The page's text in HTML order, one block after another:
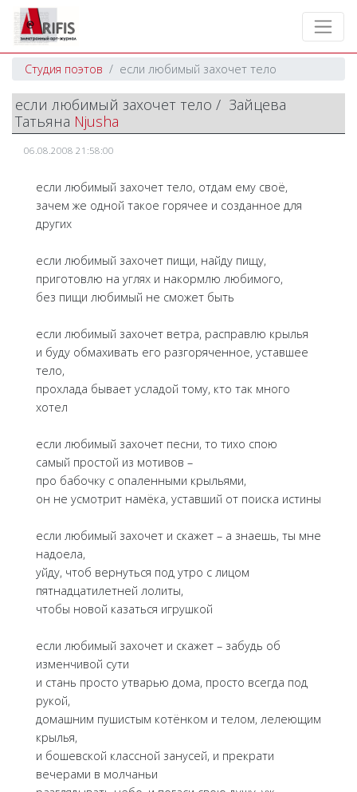
Студия поэтов если любимый захочет тело
если любимый захочет тело / Зайцева
Татьяна Njusha
06.08.2008 21:58:00
если любимый захочет тело, отдам ему своё,
зачем же одной такое горячее и созданное для
других
если любимый захочет пищи, найду пищу,
приготовлю на углях и накормлю любимого,
без пищи любимый не cможет быть
если любимый захочет ветра, расправлю крылья
и буду обмахивать его разгоряченное, уставшее
тело,
прохлада бывает усладой тому, кто так много
хотел
если любимый захочет песни, то тихо спою
самый простой из мотивов –
про бабочку с опаленными крыльями,
он не усмотрит намёка, уставший от поиска истины
если любимый захочет и скажет – а знаешь, ты мне
надоела,
уйду, чтоб вернуться под утро с лицом
пятнадцатилетней лолиты,
чтобы новой казаться игрушкой
если любимый захочет и скажет – забудь об
изменчивой сути
и стань просто утварью дома, просто всегда под
рукой,
домашним пушистым котёнком и телом, лелеющим
крылья,
и бошевской классной занусей, и прекрати
вечерами в молчаньи